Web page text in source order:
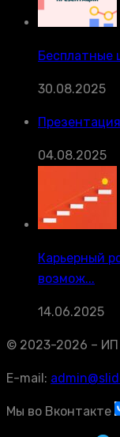
Бесплатные
30.08.2025
04.08.2025
Карьерный
возмож...
14.06.2025
© 2023-2026 – ИП
E-mail:
Мы во Вконтакте